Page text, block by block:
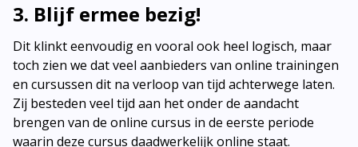
3. Blijf ermee bezig!
Dit klinkt eenvoudig en vooral ook heel logisch, maar
toch zien we dat veel aanbieders van online trainingen
en cursussen dit na verloop van tijd achterwege laten.
Zij besteden veel tijd aan het onder de aandacht
brengen van de online cursus in de eerste periode
waarin deze cursus daadwerkelijk online staat.